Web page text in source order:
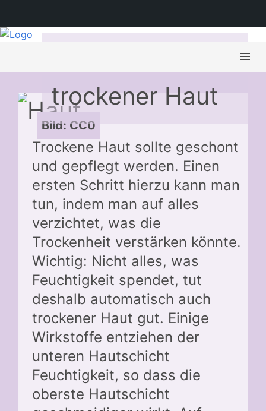
Bild: CC0
trockener Haut
Trockene Haut sollte geschont
und gepflegt werden. Einen
ersten Schritt hierzu kann man
tun, indem man auf alles
verzichtet, was die
Trockenheit verstärken könnte.
Wichtig: Nicht alles, was
Feuchtigkeit spendet, tut
deshalb automatisch auch
trockener Haut gut. Einige
Wirkstoffe entziehen der
unteren Hautschicht
Feuchtigkeit, so dass die
oberste Hautschicht